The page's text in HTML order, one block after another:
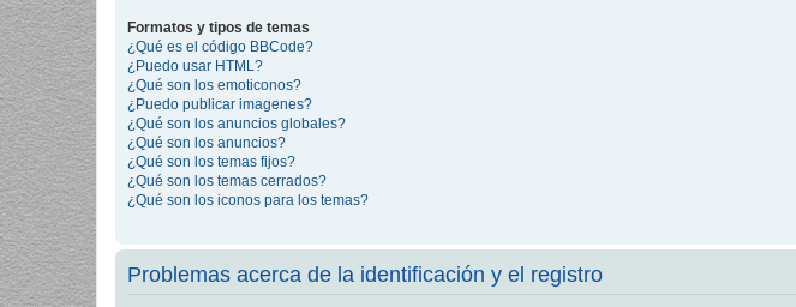
Formatos y tipos de temas
¿Qué es el código BBCode?
¿Puedo usar HTML?
¿Qué son los emoticonos?
¿Puedo publicar imagenes?
¿Qué son los anuncios globales?
¿Qué son los anuncios?
¿Qué son los temas fijos?
¿Qué son los temas cerrados?
¿Qué son los iconos para los temas?
Problemas acerca de la identificación y el registro